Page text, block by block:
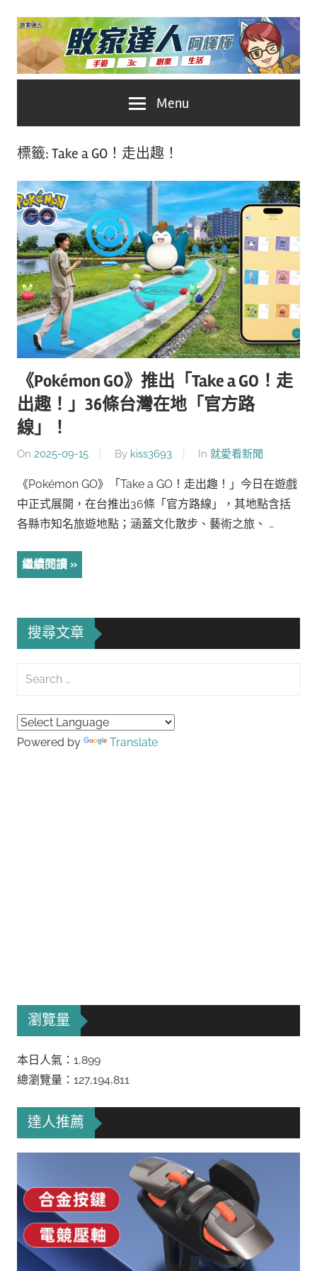
Skip
content
家
人
推
薦
No.1
遊
戲
科
技
自
媒
體。
Menu
標籤: Take a GO！走出趣！
《Pokémon GO》推出「Take a GO！走
出趣！」36條台灣在地「官方路
線」！
On 2025-09-15 By kiss3693 In 就愛看新聞
《Pokémon GO》「Take a GO！走出趣！」今日在遊戲
中正式展開，在台推出36條「官方路線」，其地點含括
各縣市知名旅遊地點；涵蓋文化散步、藝術之旅、 …
繼續閱讀
搜尋文章
Search
Powered by Translate
瀏覽量
本日人氣：1,899
總瀏覽量：127,194,811
達人推薦